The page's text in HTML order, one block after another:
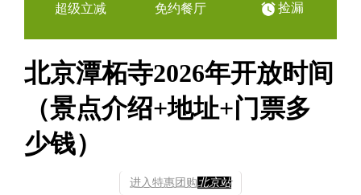
超级立减
免约餐厅 捡漏
北京潭柘寺2026年开放时间
（景点介绍+地址+门票多
少钱）
进入特惠团购北京站